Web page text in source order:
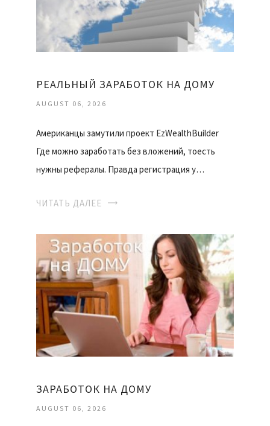
РЕАЛЬНЫЙ ЗАРАБОТОК НА ДОМУ
AUGUST 06, 2026
Американцы замутили проект EzWealthBuilder
Где можно заработать без вложений, тоесть
нужны рефералы. Правда регистрация у…
ЧИТАТЬ ДАЛЕЕ
ЗАРАБОТОК НА ДОМУ
AUGUST 06, 2026